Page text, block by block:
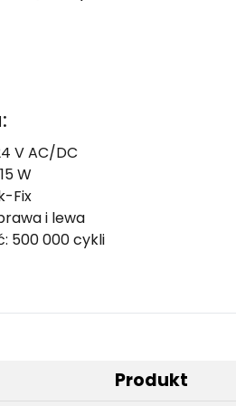
V AC/DC
W
Fix
i lewa
500 000 cykli
Produkt